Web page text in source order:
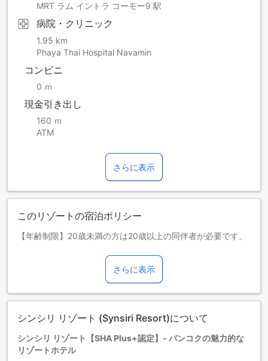
MRT ラム イントラ コーモー9 駅
病院・クリニック
1.95 km
Phaya Thai Hospital Navamin
コンビニ
0 ｍ
現金引き出し
160 ｍ
ATM
さらに表示
このリゾートの宿泊ポリシー
【年齢制限】20歳未満の方は20歳以上の同伴者が必要です。
お子さま&エキストラベッド
添い寝の場合は宿泊無料です。＜ご注意＞ベビーベッドのご
否は空き状況によります。
1～1歳までのお子さま
添い寝の場合は宿泊無料です。
2歳以上の宿泊者は大人とみなされます。
さらに表示
シンシリ リゾート (Synsiri Resort)について
シンシリ リゾート【SHA Plus+認定】- バンコクの魅力的な
リゾートホテル